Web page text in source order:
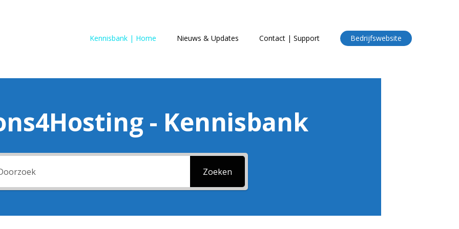
Kennisbank | Home Nieuws & Updates Contact | Support Bedrijfswebsite
- Kennisbank
Zoeken